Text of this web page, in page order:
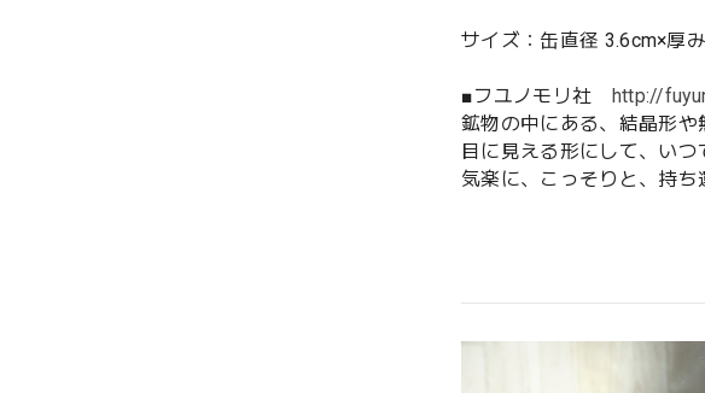
サイズ：缶直径 3.6cm×厚
■フユノモリ社 http://
鉱物の中にある、結晶形や
目に見える形にして、い
気楽に、こっそりと、持ち